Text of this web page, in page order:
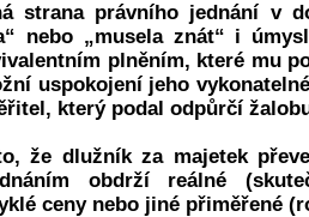
strana právního jednání v
nebo „musela znát“ i
plněním, které mu
uspokojení jeho
který podal odpůrčí
že dlužník za majetek
obdrží reálné
ceny nebo jiné přiměřené